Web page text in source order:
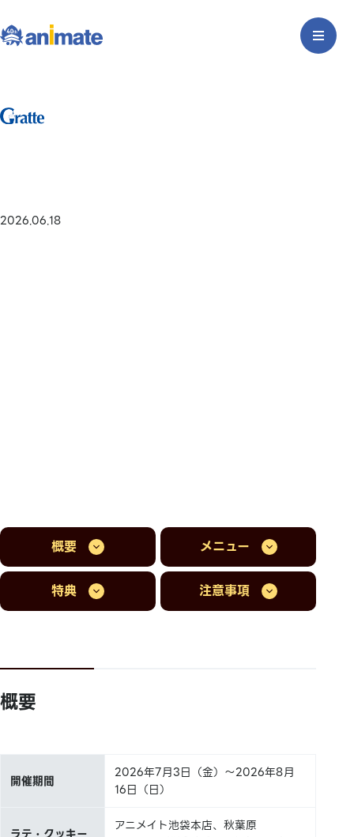
2026.06.18
概要 メニュー
特典 注意事項
概要
開催期間
2026年7月3日（金）～2026年8月
16日（日）
アニメイト池袋本店、秋葉原